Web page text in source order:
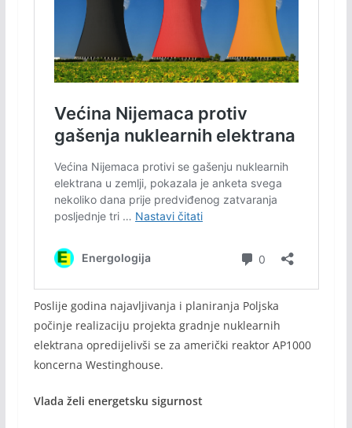
Poslije godina najavljivanja i planiranja Poljska
počinje realizaciju projekta gradnje nuklearnih
elektrana opredijelivši se za američki reaktor AP1000
koncerna Westinghouse.
Vlada želi energetsku sigurnost